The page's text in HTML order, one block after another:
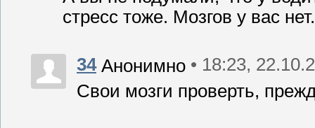
стресс тоже. Мозгов у вас
34 Анонимно • 18:23,
Свои мозги проверть,